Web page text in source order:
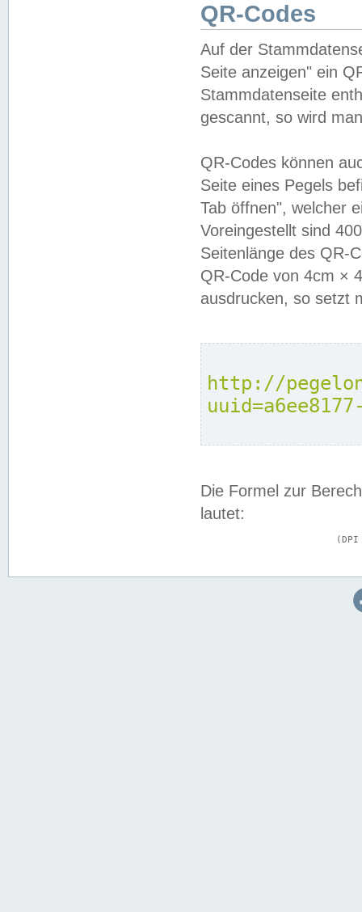
QR-Codes
Auf der
Seite anzeigen" ein
Stammdatenseite
gescannt, so wird
QR-Codes können
Seite eines Pegels
Tab öffnen", welcher
Voreingestellt sind
Seitenlänge des QR-
QR-Code von 4cm ×
ausdrucken, so setzt
http://
Die Formel zur
lautet: